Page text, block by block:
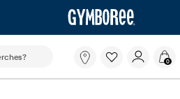
ci-dessous filtre les
Qu'est-
que
0